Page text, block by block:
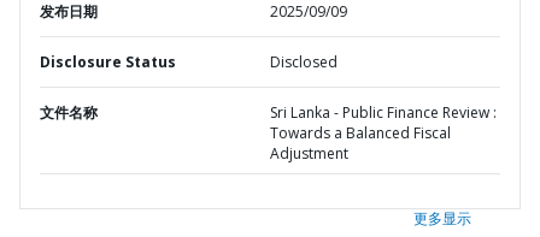
发布日期 2025/09/09
Disclosure Status Disclosed
文件名称
Sri Lanka - Public Finance Review :
Towards a Balanced Fiscal
Adjustment
更多显示